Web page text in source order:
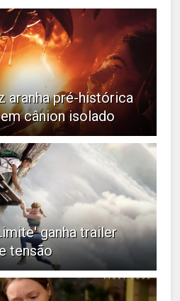
aranha pré-histórica
cânion isolado
ganha trailer
tensão